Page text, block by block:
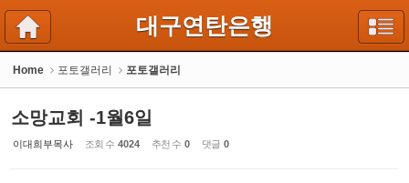
대구연탄은행
Home 포토갤러리 포토갤러리
소망교회 -1월6일
이대희부목사 조회 수 4024 추천 수 0 댓글 0